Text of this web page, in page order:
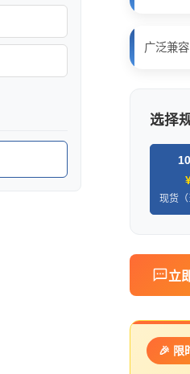
广泛兼
选择
现货（
立
🎉 限